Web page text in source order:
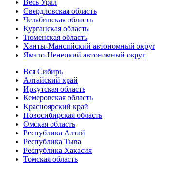
Весь Урал
Свердловская область
Челябинская область
Курганская область
Тюменская область
Ханты-Мансийский автономный округ
Ямало-Ненецкий автономный округ
Вся Сибирь
Алтайский край
Иркутская область
Кемеровская область
Красноярский край
Новосибирская область
Омская область
Республика Алтай
Республика Тыва
Республика Хакасия
Томская область